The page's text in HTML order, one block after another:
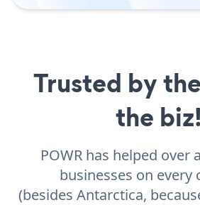
Trusted by
the biz!
POWR has helped over
businesses on every
(besides Antarctica,